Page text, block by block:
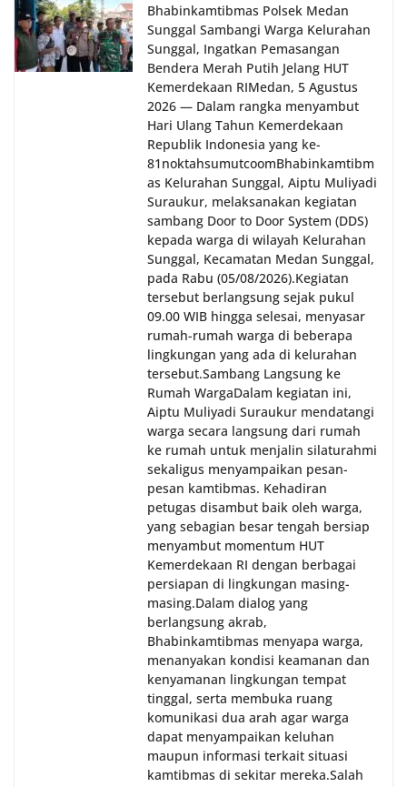
Bhabinkamtibmas Polsek Medan
Sunggal Sambangi Warga Kelurahan
Sunggal, Ingatkan Pemasangan
Bendera Merah Putih Jelang HUT
Kemerdekaan RI‎‎Medan, 5 Agustus
2026 — Dalam rangka menyambut
Hari Ulang Tahun Kemerdekaan
Republik Indonesia yang ke-
81noktahsumutcoomBhabinkamtibm
as Kelurahan Sunggal, Aiptu Muliyadi
Suraukur, melaksanakan kegiatan
sambang Door to Door System (DDS)
kepada warga di wilayah Kelurahan
Sunggal, Kecamatan Medan Sunggal,
pada Rabu (05/08/2026).‎‎Kegiatan
tersebut berlangsung sejak pukul
09.00 WIB hingga selesai, menyasar
rumah-rumah warga di beberapa
lingkungan yang ada di kelurahan
tersebut.‎Sambang Langsung ke
Rumah Warga‎Dalam kegiatan ini,
Aiptu Muliyadi Suraukur mendatangi
warga secara langsung dari rumah
ke rumah untuk menjalin silaturahmi
sekaligus menyampaikan pesan-
pesan kamtibmas. Kehadiran
petugas disambut baik oleh warga,
yang sebagian besar tengah bersiap
menyambut momentum HUT
Kemerdekaan RI dengan berbagai
persiapan di lingkungan masing-
masing.‎Dalam dialog yang
berlangsung akrab,
Bhabinkamtibmas menyapa warga,
menanyakan kondisi keamanan dan
kenyamanan lingkungan tempat
tinggal, serta membuka ruang
komunikasi dua arah agar warga
dapat menyampaikan keluhan
maupun informasi terkait situasi
kamtibmas di sekitar mereka.‎‎‎Salah